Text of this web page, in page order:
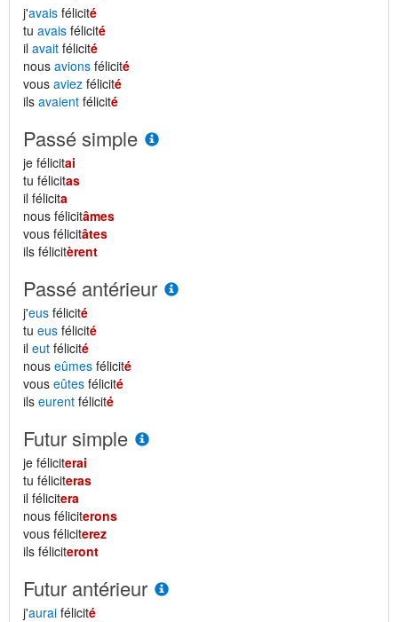
j'avais félicité
tu avais félicité
il avait félicité
nous avions félicité
vous aviez félicité
ils avaient félicité
Passé simple
je félicitai
tu félicitas
il félicita
nous félicitâmes
vous félicitâtes
ils félicitèrent
Passé antérieur
j'eus félicité
tu eus félicité
il eut félicité
nous eûmes félicité
vous eûtes félicité
ils eurent félicité
Futur simple
je féliciterai
tu féliciteras
il félicitera
nous féliciterons
vous féliciterez
ils féliciteront
Futur antérieur
j'aurai félicité